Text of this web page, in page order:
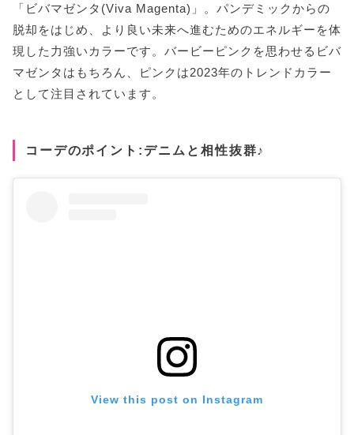
「ビバマゼンタ(Viva Magenta)」。パンデミックからの
脱却をはじめ、より良い未来へ進むためのエネルギーを体
現した力強いカラーです。バービーピンクを思わせるビバ
マゼンタはもちろん、ピンクは2023年のトレンドカラー
として注目されています。
コーデのポイント:デニムと相性抜群♪
View this post on Instagram